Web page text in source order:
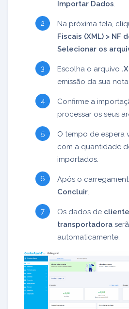
Importar Dados.
Na próxima tela,
Fiscais (XML) > NF
Selecionar os
Escolha o arquivo
emissão da sua nota.
Confirme a
processar os seus
O tempo de espera
com a quantidade
importados.
Após o
Concluir.
Os dados de cliente
transportadora
automaticamente.